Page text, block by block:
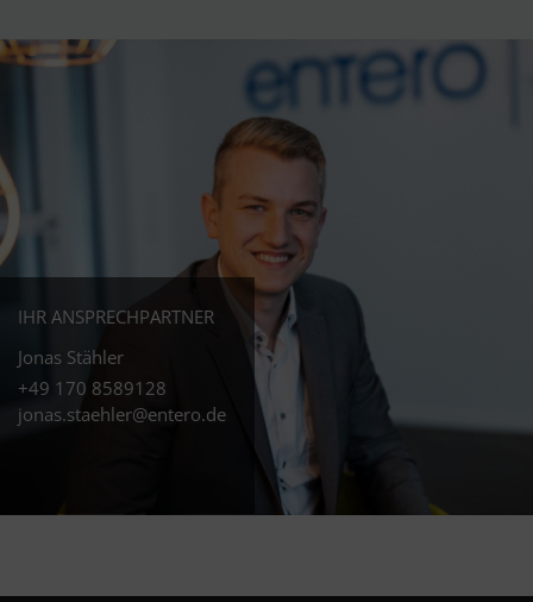
IHR ANSPRECHPARTNER
Jonas Stähler
+49 170 8589128
jonas.staehler@entero.de